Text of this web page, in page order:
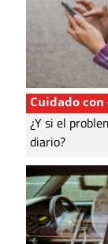
Cuidado
¿Y si el
diario?